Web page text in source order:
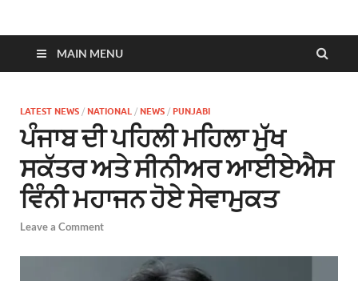
MAIN MENU
LATEST NEWS / NATIONAL / NEWS / PUNJABI
ਪੰਜਾਬ ਦੀ ਪਹਿਲੀ ਮਹਿਲਾ ਮੁੱਖ
ਸਕੱਤਰ ਅਤੇ ਸੀਨੀਅਰ ਆਈਏਐਸ
ਵਿੰਨੀ ਮਹਾਜਨ ਹੋਏ ਸੇਵਾਮੁਕਤ
Leave a Comment